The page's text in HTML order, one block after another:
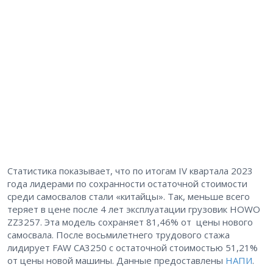
Статистика показывает, что по итогам IV квартала 2023
года лидерами по сохранности остаточной стоимости
среди самосвалов стали «китайцы». Так, меньше всего
теряет в цене после 4 лет эксплуатации грузовик HOWO
ZZ3257. Эта модель сохраняет 81,46% от цены нового
самосвала. После восьмилетнего трудового стажа
лидирует FAW CA3250 с остаточной стоимостью 51,21%
от цены новой машины. Данные предоставлены НАПИ.